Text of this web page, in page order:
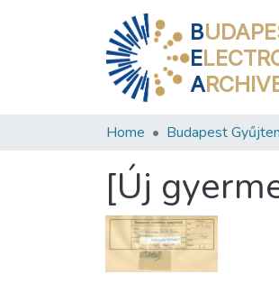
B
E
A
Home Budapest
[Új